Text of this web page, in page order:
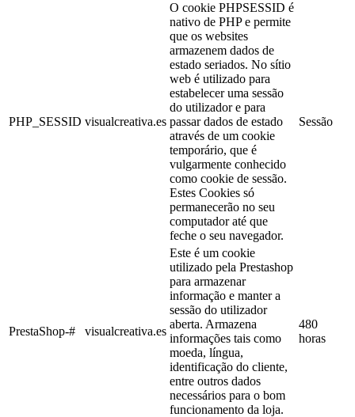
PHP_SESSID visualcreativa.es
O cookie PHPSESSID é
nativo de PHP e permite
que os websites
armazenem dados de
estado seriados. No sítio
web é utilizado para
estabelecer uma sessão
do utilizador e para
passar dados de estado
através de um cookie
temporário, que é
vulgarmente conhecido
como cookie de sessão.
Estes Cookies só
permanecerão no seu
computador até que
feche o seu navegador.
Sessão
PrestaShop-# visualcreativa.es
Este é um cookie
utilizado pela Prestashop
para armazenar
informação e manter a
sessão do utilizador
aberta. Armazena
informações tais como
moeda, língua,
identificação do cliente,
entre outros dados
necessários para o bom
funcionamento da loja.
480
horas